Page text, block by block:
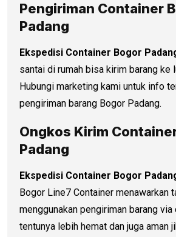
Pengiriman Container
Padang
Ekspedisi Container Bogor
santai di rumah bisa kirim barang ke
Hubungi marketing kami untuk info
pengiriman barang Bogor Padang.
Ongkos Kirim
Padang
Ekspedisi Container Bogor
Bogor Line7 Container menawarkan
menggunakan pengiriman barang via
tentunya lebih hemat dan juga aman